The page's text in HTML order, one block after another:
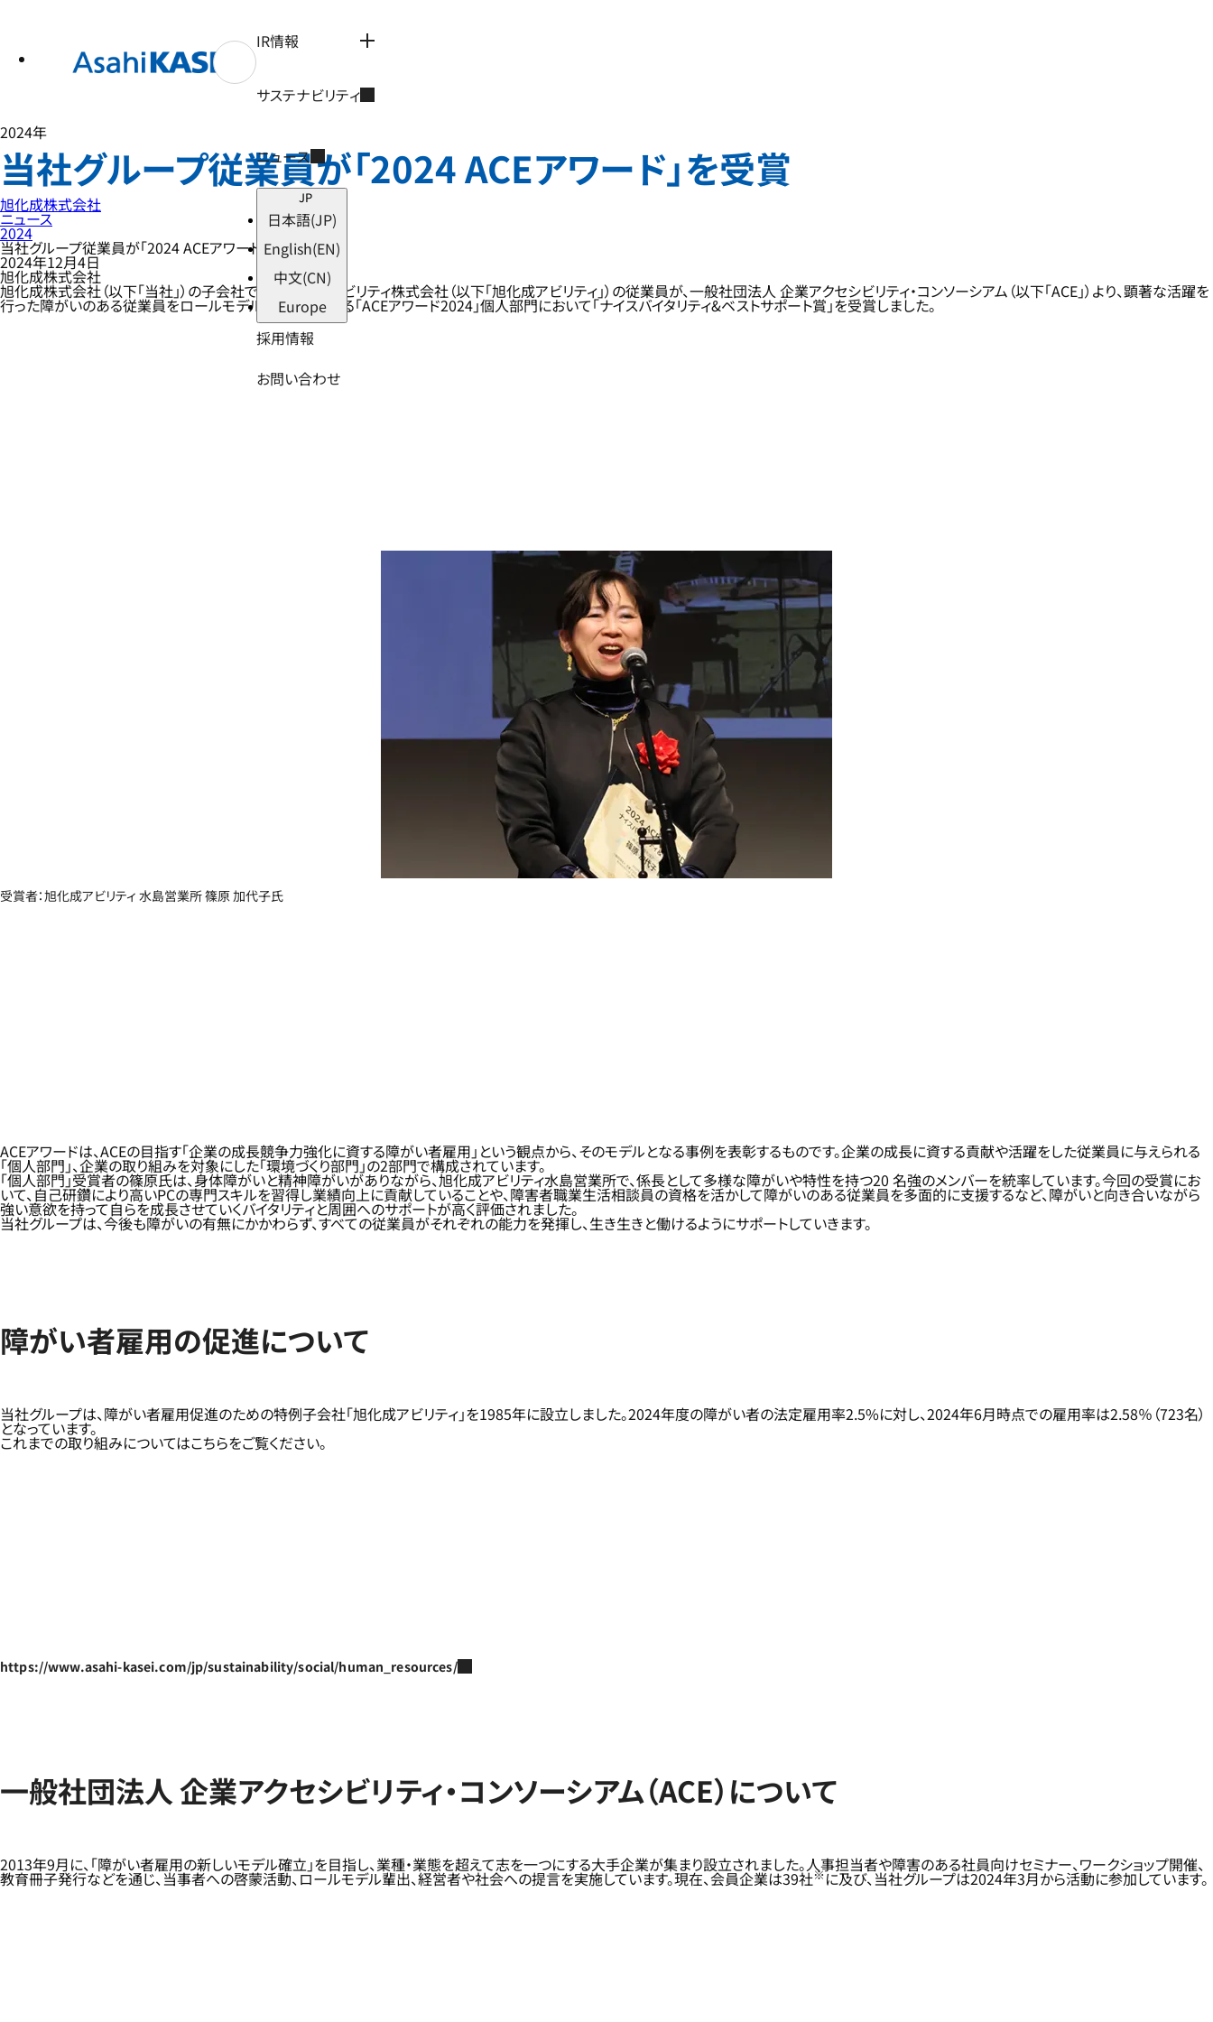
IR情報
サステナビリティ
ニュース
JP
日本語(JP)
English(EN)
中文(CN)
Europe
採用情報
お問い合わせ
2024年
当社グループ従業員が「2024 ACEアワード」を受賞
旭化成株式会社
ニュース
2024
当社グループ従業員が「2024 ACEアワード」を受賞
2024年12月4日
旭化成株式会社
旭化成株式会社（以下「当社」）の子会社である旭化成アビリティ株式会社（以下「旭化成アビリティ」）の従業員が、一般社団法人 企業アクセシビリティ・コンソーシアム（以下「ACE」）より、顕著な活躍を
行った障がいのある従業員をロールモデルとして表彰する「ACEアワード2024」個人部門において「ナイスバイタリティ&ベストサポート賞」を受賞しました。
受賞者：旭化成アビリティ 水島営業所 篠原 加代子氏
ACEアワードは、ACEの目指す「企業の成長競争力強化に資する障がい者雇用」という観点から、そのモデルとなる事例を表彰するものです。企業の成長に資する貢献や活躍をした従業員に与えられる
「個人部門」、企業の取り組みを対象にした「環境づくり部門」の2部門で構成されています。
「個人部門」受賞者の篠原氏は、身体障がいと精神障がいがありながら、旭化成アビリティ水島営業所で、係長として多様な障がいや特性を持つ20 名強のメンバーを統率しています。今回の受賞にお
いて、自己研鑽により高いPCの専門スキルを習得し業績向上に貢献していることや、障害者職業生活相談員の資格を活かして障がいのある従業員を多面的に支援するなど、障がいと向き合いながら
強い意欲を持って自らを成長させていくバイタリティと周囲へのサポートが高く評価されました。
当社グループは、今後も障がいの有無にかかわらず、すべての従業員がそれぞれの能力を発揮し、生き生きと働けるようにサポートしていきます。
障がい者雇用の促進について
当社グループは、障がい者雇用促進のための特例子会社「旭化成アビリティ」を1985年に設立しました。2024年度の障がい者の法定雇用率2.5%に対し、2024年6月時点での雇用率は2.58％（723名）
となっています。
これまでの取り組みについてはこちらをご覧ください。
https://www.asahi-kasei.com/jp/sustainability/social/human_resources/
一般社団法人 企業アクセシビリティ・コンソーシアム（ACE）について
2013年9月に、「障がい者雇用の新しいモデル確立」を目指し、業種・業態を超えて志を一つにする大手企業が集まり設立されました。人事担当者や障害のある社員向けセミナー、ワークショップ開催、
教育冊子発行などを通じ、当事者への啓蒙活動、ロールモデル輩出、経営者や社会への提言を実施しています。現在、会員企業は39社※に及び、当社グループは2024年3月から活動に参加しています。